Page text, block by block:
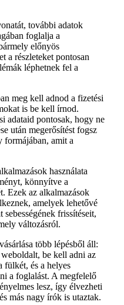
további adatok
foglalja a
előnyös
a részleteket pontosan
léphetnek fel a
meg kell adnod a fizetési
is be kell írnod.
adataid pontosak, hogy ne
után megerősítést fogsz
formájában, amit a
használata
könnyítve a
Ezek az alkalmazások
amelyek lehetővé
sebességének frissítéseit,
változásról.
több lépésből áll:
be kell adni az
fülkét, és a helyes
a foglalást. A megfelelő
lesz, így élvezheti
más nagy írók is utaztak.